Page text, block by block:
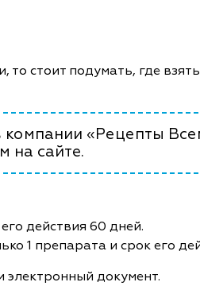
стоит подумать, где
компании «Рецепты
на сайте.
действия 60 дней.
1 препарата и срок его
документ.